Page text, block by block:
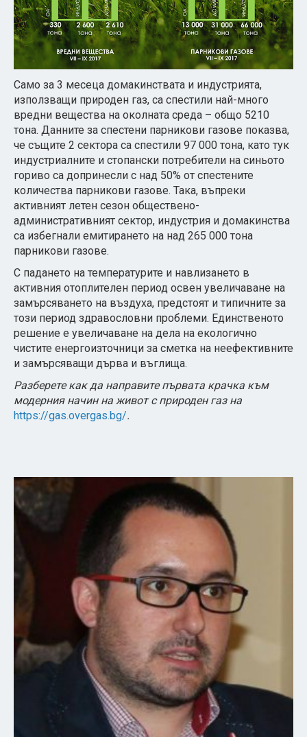
Само за 3 месеца домакинствата и индустрията,
използващи природен газ, са спестили най-много
вредни вещества на околната среда – общо 5210
тона. Данните за спестени парникови газове показва,
че същите 2 сектора са спестили 97 000 тона, като тук
индустриалните и стопански потребители на синьото
гориво са допринесли с над 50% от спестените
количества парникови газове. Така, въпреки
активният летен сезон обществено-
административният сектор, индустрия и домакинства
са избегнали емитирането на над 265 000 тона
парникови газове.
С падането на температурите и навлизането в
активния отоплителен период освен увеличаване на
замърсяването на въздуха, предстоят и типичните за
този период здравословни проблеми. Единственото
решение е увеличаване на дела на екологично
чистите енергоизточници за сметка на неефективните
и замърсяващи дърва и въглища.
Разберете как да направите първата крачка към
модерния начин на живот с природен газ на
https://gas.overgas.bg/.